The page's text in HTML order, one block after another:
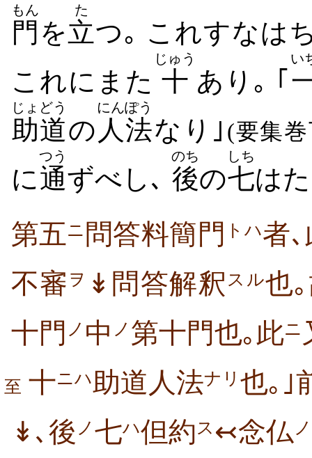
門
もん
を立
た
つ｡ これすなは
これにまた 十
じゅう
あり｡ ｢
い
助道
じょどう
の 人法
にんぽう
なり｣ (要集
に通
つう
ずべし､ 後
のち
の七
しち
は
第五 ニ 問答料簡門 トハ者､
不審 ヲ ↡問答解釈 スル也
十門 ノ 中 ノ 第十門也｡此ニ
至 十 ニハ助道人法ナリ 也｡｣
↡､後 ノ 七ハ但約 ス ↢念仏 ノ